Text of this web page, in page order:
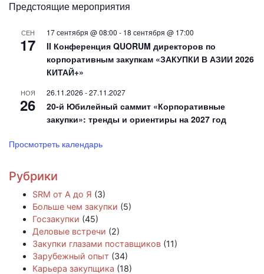
Предстоящие мероприятия
СЕН
17
17 сентября @ 08:00 - 18 сентября @ 17:00
II Конференция QUORUM директоров по
корпоративным закупкам «ЗАКУПКИ В АЗИИ 2026
КИТАЙ+»
НОЯ
26
26.11.2026 -27.11.2027
20-й Юбилейный саммит «Корпоративные
закупки»: тренды и ориентиры на 2027 год
Просмотреть календарь
Рубрики
SRM от А до Я (3)
Больше чем закупки (5)
Госзакупки (45)
Деловые встречи (2)
Закупки глазами поставщиков (11)
Зарубежный опыт (34)
Карьера закупщика (18)